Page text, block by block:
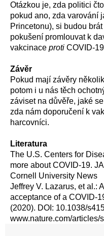
Otázkou je, zda politici
pokud ano, zda varování
Princetonu), si budou brát
pokušení promlouvat k
vakcinace proti COVID-19
Závěr
Pokud mají závěry
potom i u nás těch ochot
záviset na důvěře, jaké
zda nám doporučení k
harcovníci.
Literatura
The U.S. Centers for
more about COVID-19.
Cornell University News
Jeffrey V. Lazarus, et al.:
acceptance of a COVID-
(2020). DOI: 10.1038/
www.nature.com/articles/